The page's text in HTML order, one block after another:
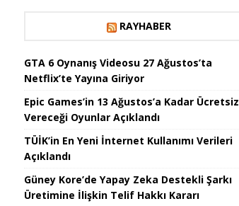
RAYHABER
GTA 6 Oynanış Videosu 27 Ağustos’ta
Netflix’te Yayına Giriyor
Epic Games’in 13 Ağustos’a Kadar Ücretsiz
Vereceği Oyunlar Açıklandı
TÜİK’in En Yeni İnternet Kullanımı Verileri
Açıklandı
Güney Kore’de Yapay Zeka Destekli Şarkı
Üretimine İlişkin Telif Hakkı Kararı